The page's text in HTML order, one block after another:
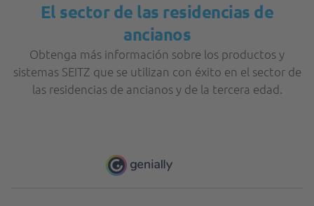
El sector de las residencias de
ancianos
Obtenga más información sobre los productos y
sistemas SEITZ que se utilizan con éxito en el sector de
las residencias de ancianos y de la tercera edad.